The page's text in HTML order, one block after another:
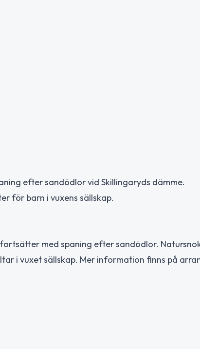
efter sandödlor vid Skillingaryds dämme.
för barn i vuxens sällskap.
med spaning efter sandödlor.
i vuxet sällskap. Mer information finns på